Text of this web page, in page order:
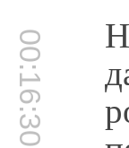
00:16:30